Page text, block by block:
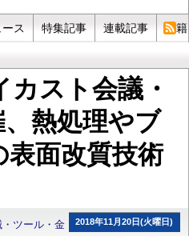
ス 特集記事 連載記事 書
カスト会議・
熱処理やブ
面改質技術
2018年11月20日(火曜日)
ツール・金